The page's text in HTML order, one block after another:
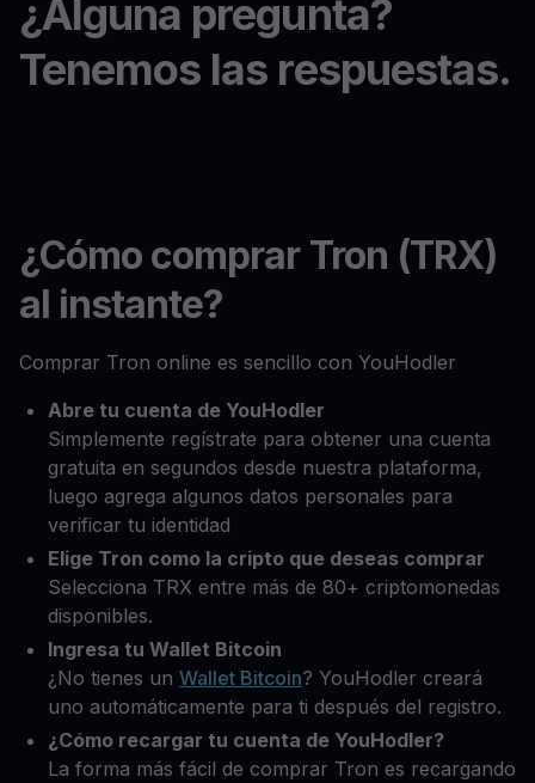
¿Alguna pregunta?
Tenemos las respuestas.
¿Cómo comprar Tron (TRX)
al instante?
Comprar Tron online es sencillo con YouHodler
Abre tu cuenta de YouHodler
Simplemente regístrate para obtener una cuenta
gratuita en segundos desde nuestra plataforma,
luego agrega algunos datos personales para
verificar tu identidad
Elige Tron como la cripto que deseas comprar
Selecciona TRX entre más de 80+ criptomonedas
disponibles.
Ingresa tu Wallet Bitcoin
¿No tienes un Wallet Bitcoin? YouHodler creará
uno automáticamente para ti después del registro.
¿Cómo recargar tu cuenta de YouHodler?
La forma más fácil de comprar Tron es recargando